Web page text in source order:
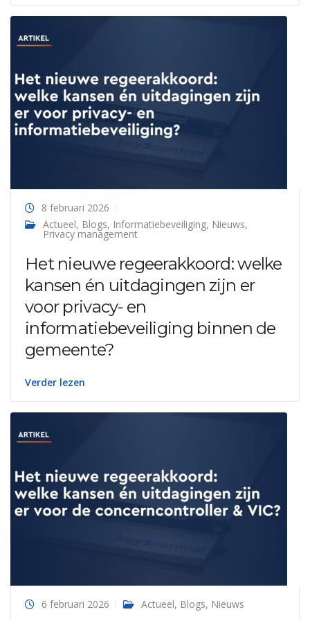
8 februari 2026
Actueel, Blogs, Informatiebeveiliging, Nieuws,
Privacy management
Het nieuwe regeerakkoord: welke
kansen én uitdagingen zijn er
voor privacy- en
informatiebeveiliging binnen de
gemeente?
Verder lezen
6 februari 2026 Actueel, Blogs, Nieuws